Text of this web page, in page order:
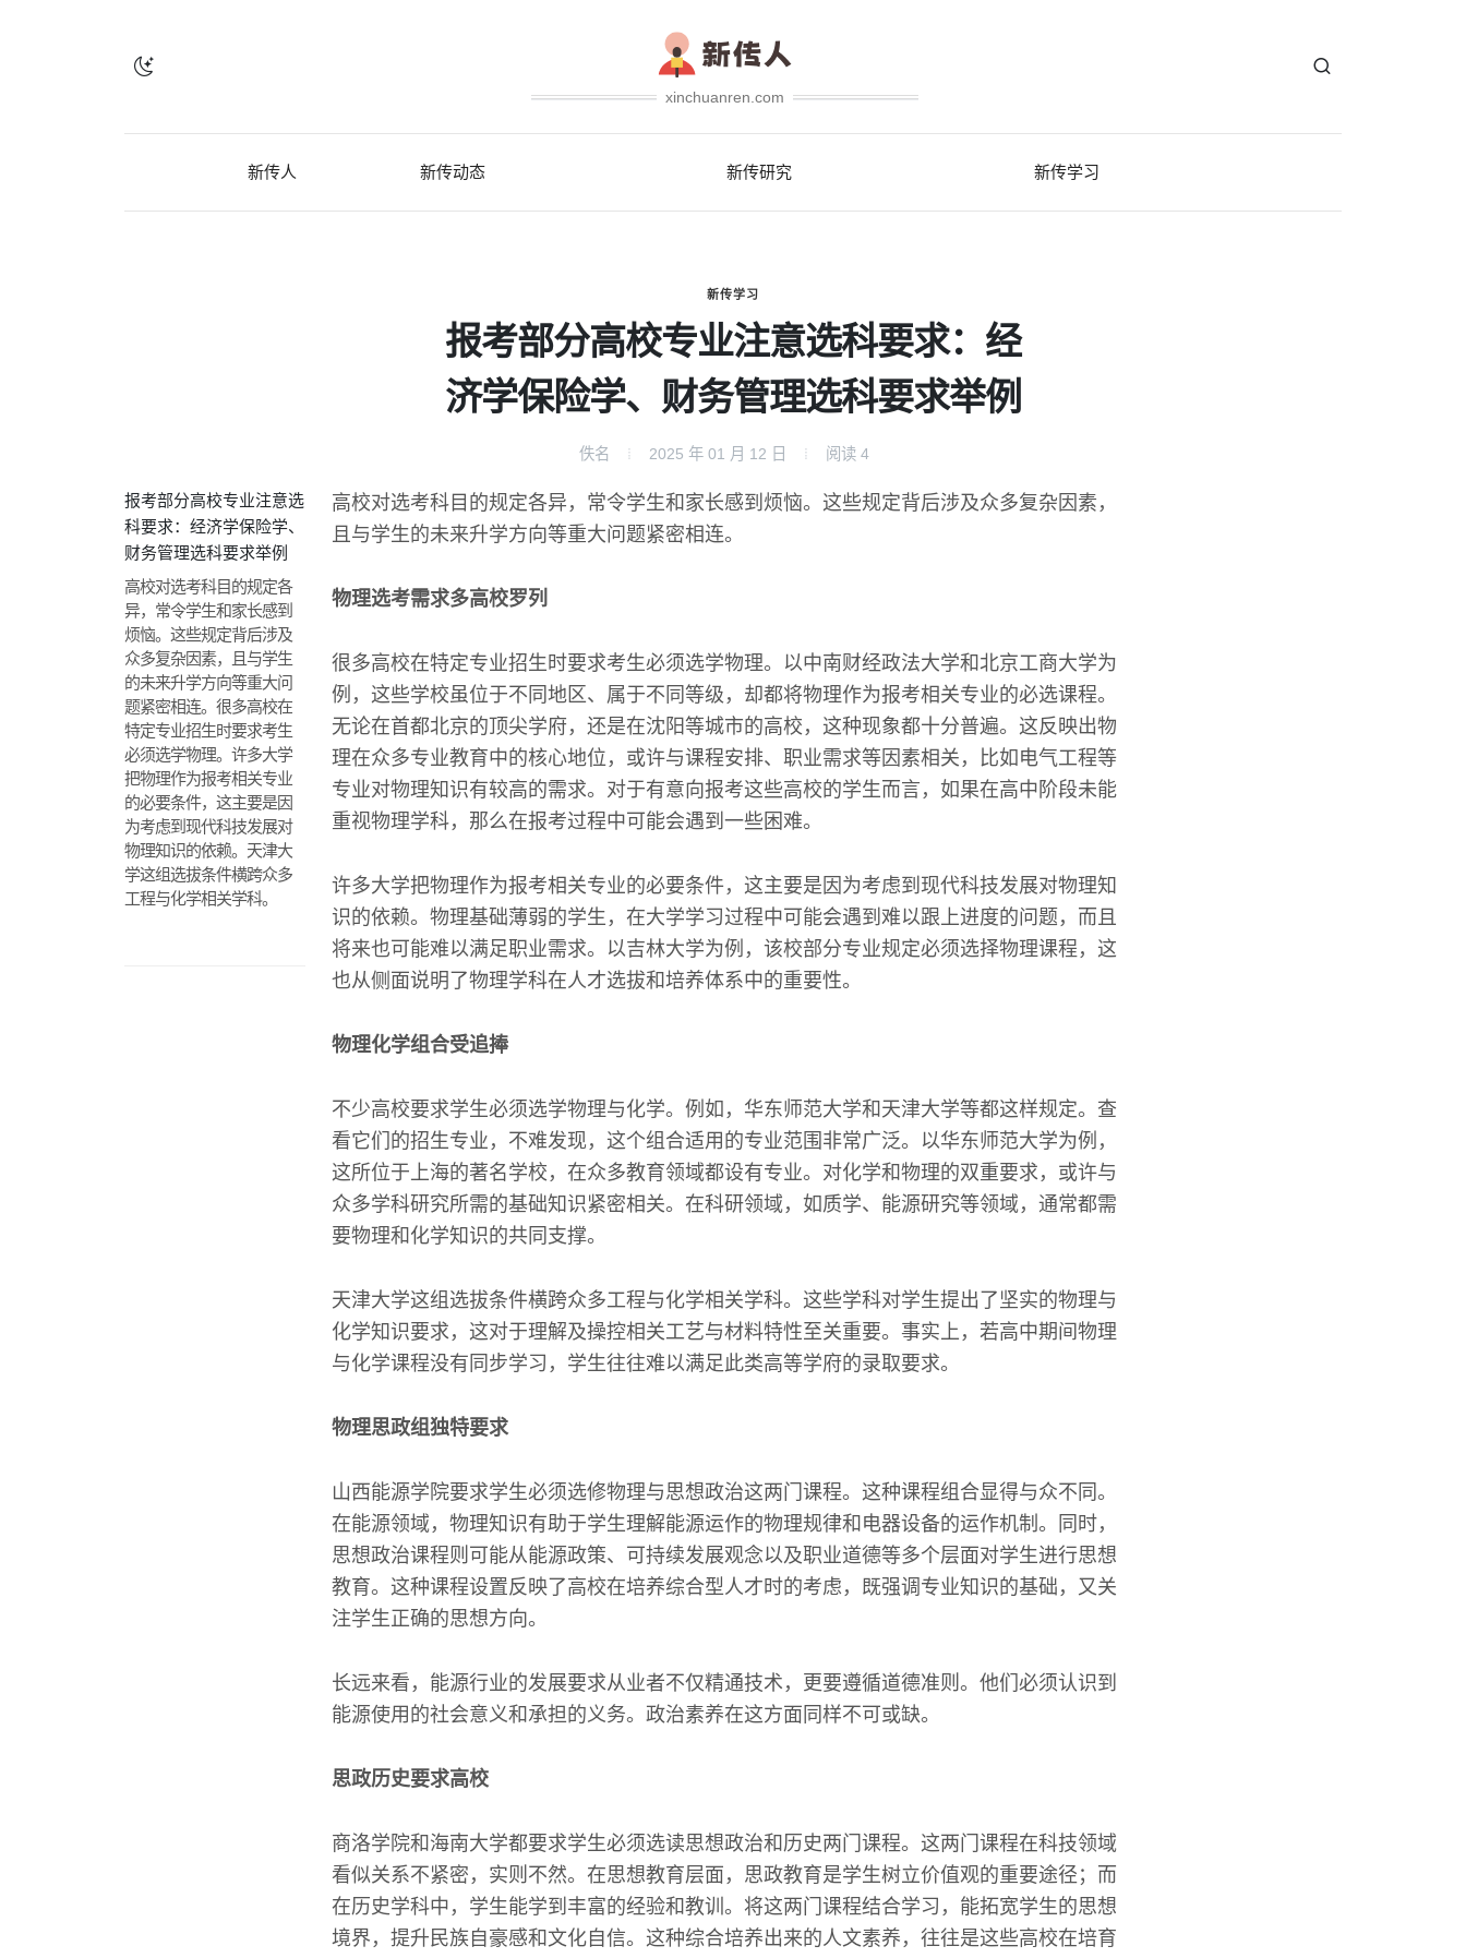
xinchuanren.com
新传人 新传动态 新传研究 新传学习
新传学习
报考部分高校专业注意选科要求：经
济学保险学、财务管理选科要求举例
佚名 2025 年 01 月 12 日 阅读 4
报考部分高校专业注意选
科要求：经济学保险学、
财务管理选科要求举例
高校对选考科目的规定各
异，常令学生和家长感到
烦恼。这些规定背后涉及
众多复杂因素，且与学生
的未来升学方向等重大问
题紧密相连。很多高校在
特定专业招生时要求考生
必须选学物理。许多大学
把物理作为报考相关专业
的必要条件，这主要是因
为考虑到现代科技发展对
物理知识的依赖。天津大
学这组选拔条件横跨众多
工程与化学相关学科。
高校对选考科目的规定各异，常令学生和家长感到烦恼。这些规定背后涉及众多复杂因素，
且与学生的未来升学方向等重大问题紧密相连。
物理选考需求多高校罗列
很多高校在特定专业招生时要求考生必须选学物理。以中南财经政法大学和北京工商大学为
例，这些学校虽位于不同地区、属于不同等级，却都将物理作为报考相关专业的必选课程。
无论在首都北京的顶尖学府，还是在沈阳等城市的高校，这种现象都十分普遍。这反映出物
理在众多专业教育中的核心地位，或许与课程安排、职业需求等因素相关，比如电气工程等
专业对物理知识有较高的需求。对于有意向报考这些高校的学生而言，如果在高中阶段未能
重视物理学科，那么在报考过程中可能会遇到一些困难。
许多大学把物理作为报考相关专业的必要条件，这主要是因为考虑到现代科技发展对物理知
识的依赖。物理基础薄弱的学生，在大学学习过程中可能会遇到难以跟上进度的问题，而且
将来也可能难以满足职业需求。以吉林大学为例，该校部分专业规定必须选择物理课程，这
也从侧面说明了物理学科在人才选拔和培养体系中的重要性。
物理化学组合受追捧
不少高校要求学生必须选学物理与化学。例如，华东师范大学和天津大学等都这样规定。查
看它们的招生专业，不难发现，这个组合适用的专业范围非常广泛。以华东师范大学为例，
这所位于上海的著名学校，在众多教育领域都设有专业。对化学和物理的双重要求，或许与
众多学科研究所需的基础知识紧密相关。在科研领域，如质学、能源研究等领域，通常都需
要物理和化学知识的共同支撑。
天津大学这组选拔条件横跨众多工程与化学相关学科。这些学科对学生提出了坚实的物理与
化学知识要求，这对于理解及操控相关工艺与材料特性至关重要。事实上，若高中期间物理
与化学课程没有同步学习，学生往往难以满足此类高等学府的录取要求。
物理思政组独特要求
山西能源学院要求学生必须选修物理与思想政治这两门课程。这种课程组合显得与众不同。
在能源领域，物理知识有助于学生理解能源运作的物理规律和电器设备的运作机制。同时，
思想政治课程则可能从能源政策、可持续发展观念以及职业道德等多个层面对学生进行思想
教育。这种课程设置反映了高校在培养综合型人才时的考虑，既强调专业知识的基础，又关
注学生正确的思想方向。
长远来看，能源行业的发展要求从业者不仅精通技术，更要遵循道德准则。他们必须认识到
能源使用的社会意义和承担的义务。政治素养在这方面同样不可或缺。
思政历史要求高校
商洛学院和海南大学都要求学生必须选读思想政治和历史两门课程。这两门课程在科技领域
看似关系不紧密，实则不然。在思想教育层面，思政教育是学生树立价值观的重要途径；而
在历史学科中，学生能学到丰富的经验和教训。将这两门课程结合学习，能拓宽学生的思想
境界，提升民族自豪感和文化自信。这种综合培养出来的人文素养，往往是这些高校在培育